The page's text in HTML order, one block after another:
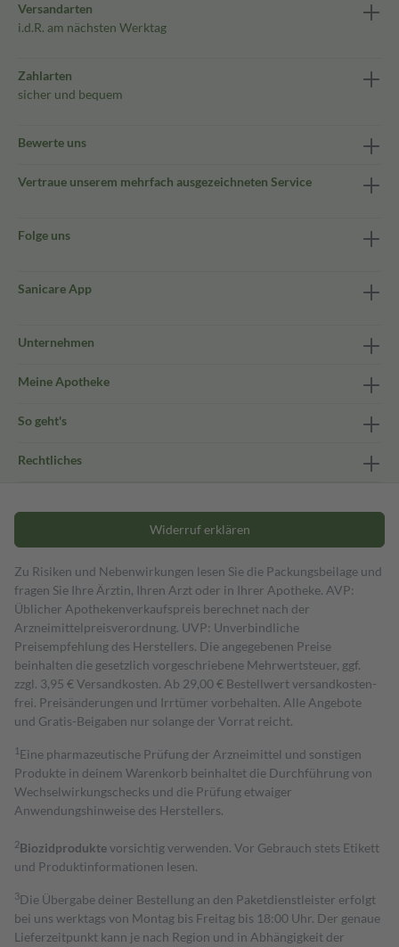
Versandarten
i.d.R. am nächsten Werktag
Zahlarten
sicher und bequem
Bewerte uns
Vertraue unserem mehrfach ausgezeichneten Service
Folge uns
Sanicare App
Unternehmen
Meine Apotheke
So geht's
Rechtliches
Widerruf erklären
Zu Risiken und Nebenwirkungen lesen Sie die Packungsbeilage und
fragen Sie Ihre Ärztin, Ihren Arzt oder in Ihrer Apotheke. AVP:
Üblicher Apothekenverkaufspreis berechnet nach der
Arzneimittelpreisverordnung. UVP: Unverbindliche
Preisempfehlung des Herstellers. Die angegebenen Preise
beinhalten die gesetzlich vorgeschriebene Mehrwertsteuer, ggf.
zzgl. 3,95 € Versandkosten. Ab 29,00 € Bestell­wert versand­kosten­
frei. Preisänderungen und Irrtümer vorbehalten. Alle Angebote
und Gratis-Beigaben nur solange der Vorrat reicht.
1 Eine pharmazeutische Prüfung der Arzneimittel und sonstigen
Produkte in deinem Warenkorb beinhaltet die Durchführung von
Wechselwirkungschecks und die Prüfung etwaiger
Anwendungshinweise des Herstellers.
2Biozidproduktevorsichtig verwenden. Vor Gebrauch stets Etikett
und Produktinformationen lesen.
3Die Übergabe deiner Bestellung an den Paketdienstleister erfolgt
bei uns werktags von Montag bis Freitag bis 18:00 Uhr. Der genaue
Lieferzeitpunkt kann je nach Region und in Abhängigkeit der